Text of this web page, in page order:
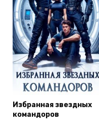
Избранная звездных
командоров